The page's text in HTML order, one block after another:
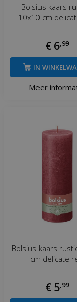
Bolsius kaars
10x10 cm
€ 6 99
Meer
IN
Bolsius kaars
cm delicate
€ 5 99